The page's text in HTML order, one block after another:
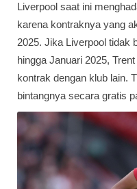
Liverpool saat ini
karena kontraknya yang
2025. Jika Liverpool tidak
hingga Januari 2025,
kontrak dengan klub lain.
bintangnya secara gratis